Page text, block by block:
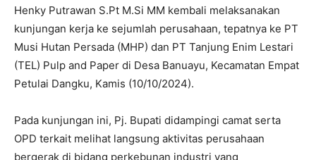
Henky Putrawan S.Pt M.Si MM kembali melaksanakan
kunjungan kerja ke sejumlah perusahaan, tepatnya ke PT
Musi Hutan Persada (MHP) dan PT Tanjung Enim Lestari
(TEL) Pulp and Paper di Desa Banuayu, Kecamatan Empat
Petulai Dangku, Kamis (10/10/2024).
Pada kunjungan ini, Pj. Bupati didampingi camat serta
OPD terkait melihat langsung aktivitas perusahaan
bergerak di bidang perkebunan industri yang